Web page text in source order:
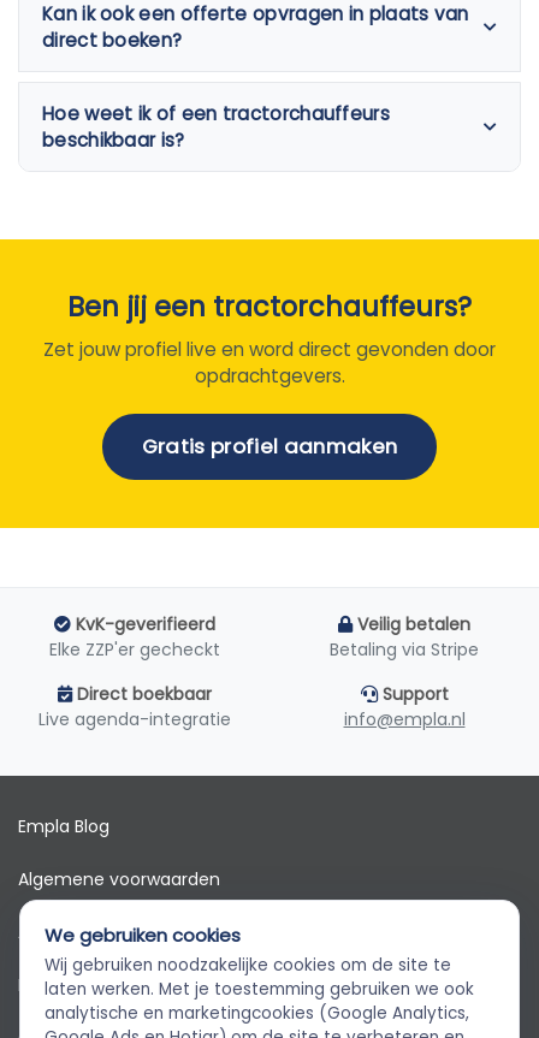
Kan ik ook een offerte opvragen in plaats van
direct boeken?
Hoe weet ik of een tractorchauffeurs
beschikbaar is?
Ben jij een tractorchauffeurs?
Zet jouw profiel live en word direct gevonden door
opdrachtgevers.
Gratis profiel aanmaken
KvK-geverifieerd
Elke ZZP'er gecheckt
Veilig betalen
Betaling via Stripe
Direct boekbaar
Live agenda-integratie
Support
info@empla.nl
Empla Blog
Algemene voorwaarden
AVG
PrivacybeleidEmpla Assistent
Altijd beschikbaar, stel een vraag
We gebruiken cookies
Wij gebruiken noodzakelijke cookies om de site te
laten werken. Met je toestemming gebruiken we ook
analytische en marketingcookies (Google Analytics,